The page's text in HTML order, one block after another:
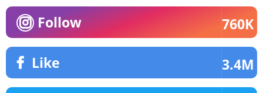
Follow 760K
Like 3.4M